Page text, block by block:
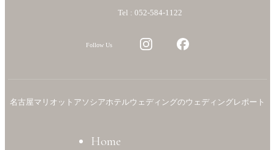
Tel : 052-584-1122
Follow Us
名古屋マリオットアソシアホテルウェディングのウェディングレポート
Home